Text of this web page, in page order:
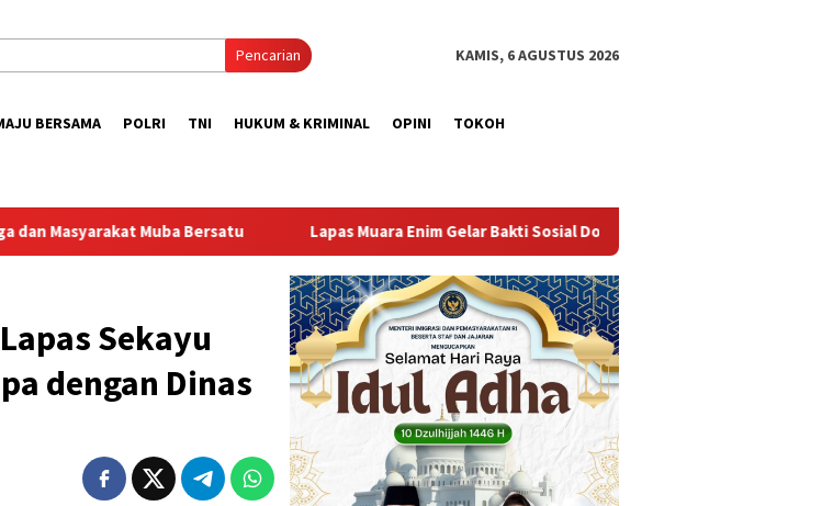
Pencarian KAMIS, 6 AGUSTUS 2026
BERSAMA POLRI TNI HUKUM & KRIMINAL OPINI TOKOH
Lapas Muara Enim Gelar Bakti Sosial Donor Darah dalam Rangka Memperingati HUT ke-81 Republik
Sekayu
dengan Dinas